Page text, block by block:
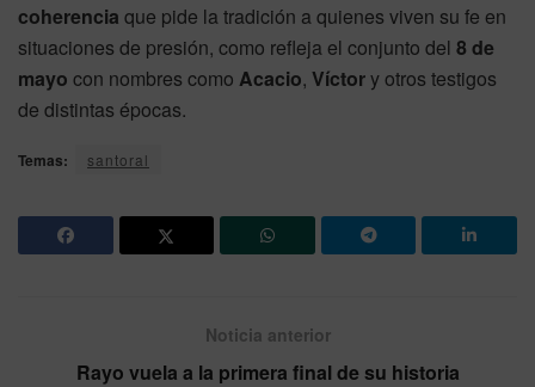
coherencia que pide la tradición a quienes viven su fe en
situaciones de presión, como refleja el conjunto del 8 de
mayo con nombres como Acacio, Víctory otros testigos
de distintas épocas.
Temas: santoral
Noticia anterior
Rayo vuela a la primera final de su historia